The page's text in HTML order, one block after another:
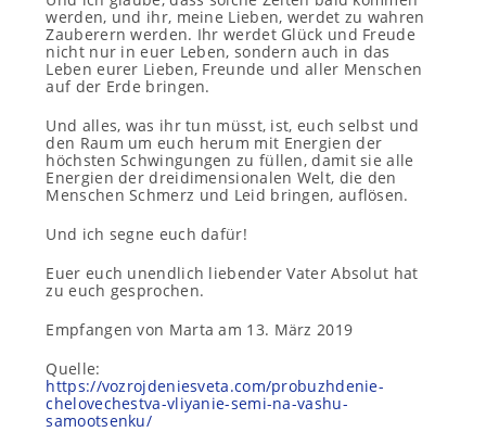
werden, und ihr, meine Lieben, werdet zu wahren
Zauberern werden. Ihr werdet Glück und Freude
nicht nur in euer Leben, sondern auch in das
Leben eurer Lieben, Freunde und aller Menschen
auf der Erde bringen.
Und alles, was ihr tun müsst, ist, euch selbst und
den Raum um euch herum mit Energien der
höchsten Schwingungen zu füllen, damit sie alle
Energien der dreidimensionalen Welt, die den
Menschen Schmerz und Leid bringen, auflösen.
Und ich segne euch dafür!
Euer euch unendlich liebender Vater Absolut hat
zu euch gesprochen.
Empfangen von Marta am 13. März 2019
Quelle:
https://vozrojdeniesveta.com/probuzhdenie-
chelovechestva-vliyanie-semi-na-vashu-
samootsenku/